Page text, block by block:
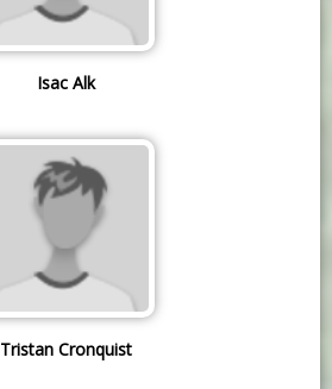
Isac Alk
Tristan Cronquist